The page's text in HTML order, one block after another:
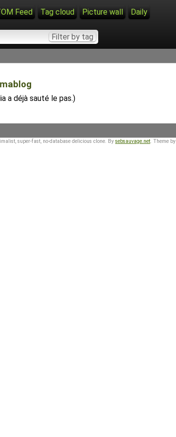
Feed Tag cloud Picture wall Daily
a déjà sauté le pas.)
super-fast, no-database delicious clone. By sebsauvage.net. Theme by